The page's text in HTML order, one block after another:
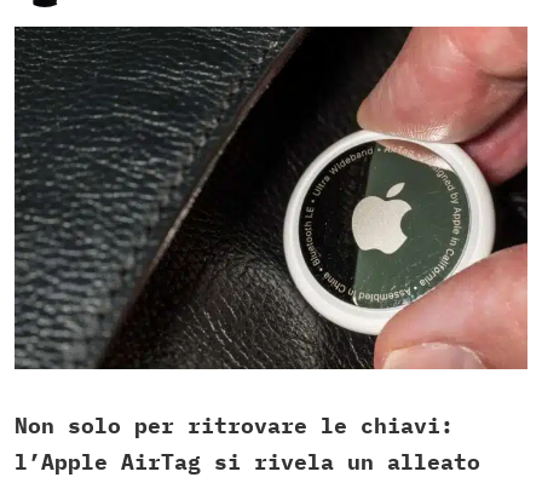
Non solo per ritrovare le chiavi:
l’Apple AirTag si rivela un alleato